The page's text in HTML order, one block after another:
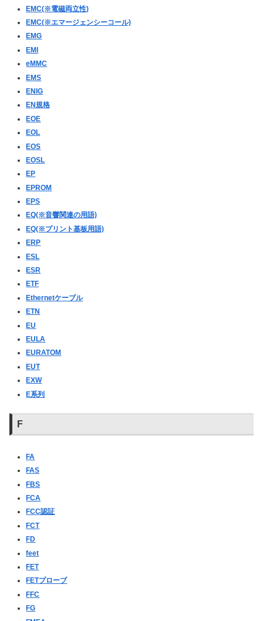
EMC(※電磁両立性)
EMC(※エマージェンシーコール)
EMG
EMI
eMMC
EMS
ENIG
EN規格
EOE
EOL
EOS
EOSL
EP
EPROM
EPS
EQ(※音響関連の用語)
EQ(※プリント基板用語)
ERP
ESL
ESR
ETF
Ethernetケーブル
ETN
EU
EULA
EURATOM
EUT
EXW
E系列
F
FA
FAS
FBS
FCA
FCC認証
FCT
FD
feet
FET
FETプローブ
FFC
FG